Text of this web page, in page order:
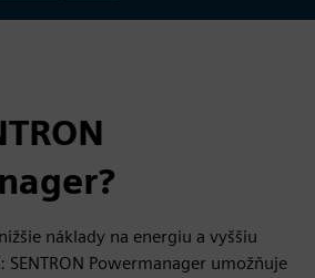
náklady na energiu a vyššiu
Powermanager umožňuje